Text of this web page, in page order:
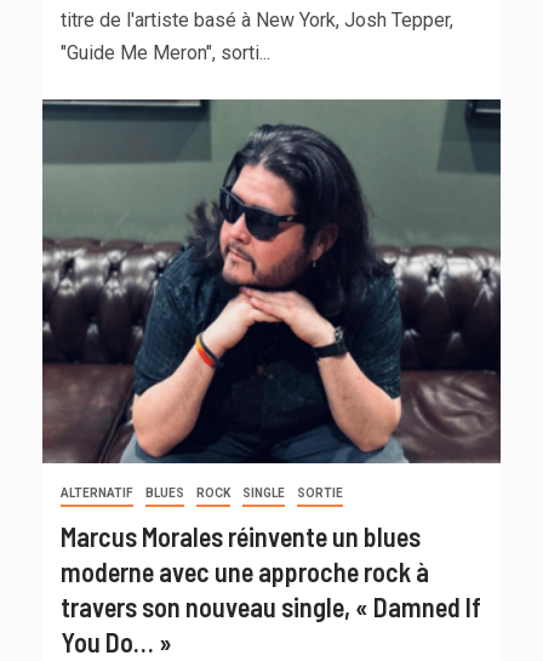
titre de l'artiste basé à New York, Josh Tepper,
"Guide Me Meron", sorti...
ALTERNATIF BLUES ROCK SINGLE SORTIE
Marcus Morales réinvente un blues
moderne avec une approche rock à
travers son nouveau single, « Damned If
You Do… »